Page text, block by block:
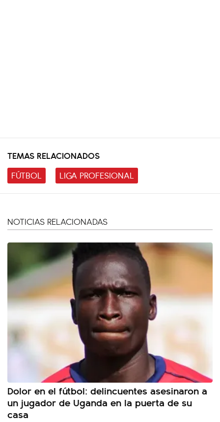
TEMAS RELACIONADOS
FÚTBOL
LIGA PROFESIONAL
NOTICIAS RELACIONADAS
Dolor en el fútbol: delincuentes asesinaron a
un jugador de Uganda en la puerta de su
casa